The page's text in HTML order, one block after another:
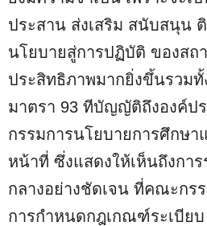
ประสาน ส่งเสริม สนับสนุน
นโยบายสู่การปฏิบัติ ของสถ
ประสิทธิภาพมากยิ่งขึ้นรวมทั้
มาตรา 93 ทีบัญญัติถึงองค์ป
กรรมการนโยบายการศึกษา
หน้าที่ ซึ่งแสดงให้เห็นถึงกา
กลางอย่างชัดเจน ที่คณะกร
การกำหนดกฎเกณฑ์ระเบีย